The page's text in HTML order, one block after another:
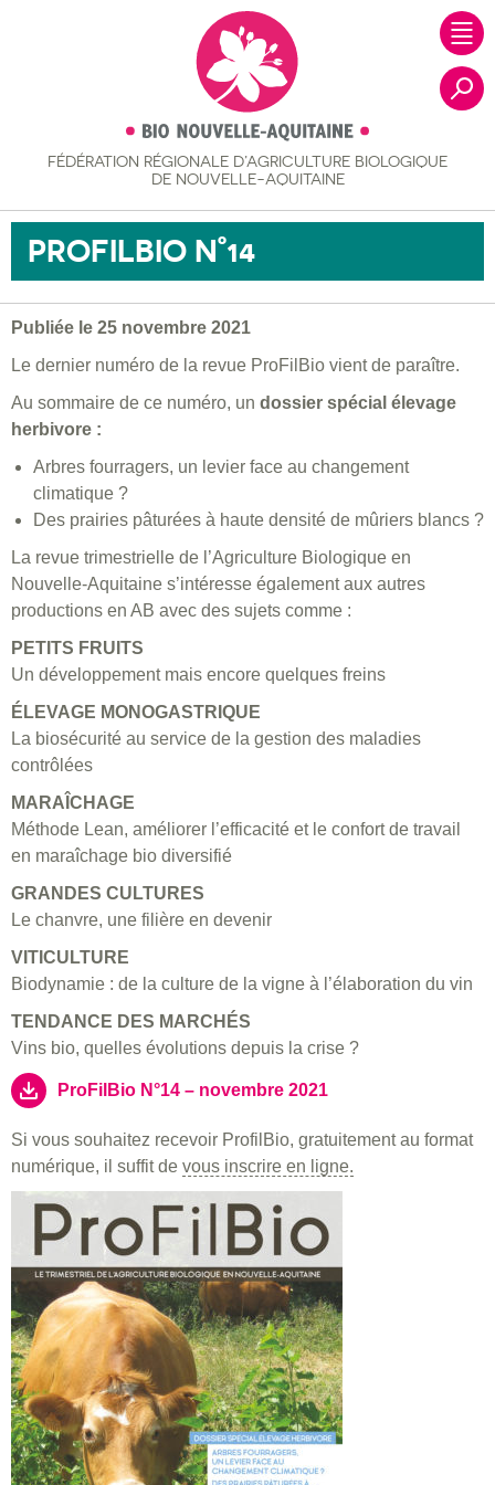
FÉDÉRATION RÉGIONALE D’AGRICULTURE BIOLOGIQUE
DE NOUVELLE-AQUITAINE
PROFILBIO N°14
Publiée le 25 novembre 2021
Le dernier numéro de la revue ProFilBio vient de paraître.
Au sommaire de ce numéro, un dossier spécial élevage
herbivore :
Arbres fourragers, un levier face au changement
climatique ?
Des prairies pâturées à haute densité de mûriers blancs ?
La revue trimestrielle de l’Agriculture Biologique en
Nouvelle-Aquitaine s’intéresse également aux autres
productions en AB avec des sujets comme :
PETITS FRUITS
Un développement mais encore quelques freins
ÉLEVAGE MONOGASTRIQUE
La biosécurité au service de la gestion des maladies
contrôlées
MARAÎCHAGE
Méthode Lean, améliorer l’efficacité et le confort de travail
en maraîchage bio diversifié
GRANDES CULTURES
Le chanvre, une filière en devenir
VITICULTURE
Biodynamie : de la culture de la vigne à l’élaboration du vin
TENDANCE DES MARCHÉS
Vins bio, quelles évolutions depuis la crise ?
ProFilBio N°14 – novembre 2021
Si vous souhaitez recevoir ProfilBio, gratuitement au format
numérique, il suffit de vous inscrire en ligne.